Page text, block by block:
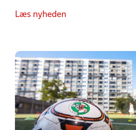
Læs nyheden